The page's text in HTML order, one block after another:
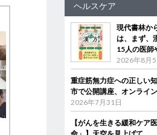
ヘルスケア
現代書林か
は、まず、
15人の医師
2026年8月5
重症筋無力症への正しい
市で公開講座、オンライ
2026年7月31日
【がんを生きる緩和ケア